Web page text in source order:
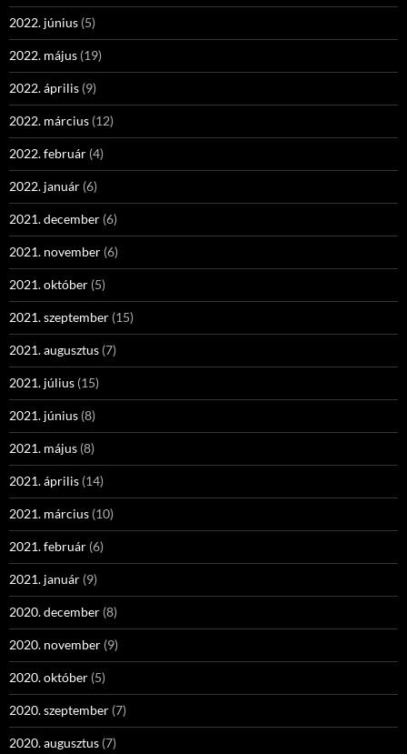
2022. június (5)
2022. május (19)
2022. április (9)
2022. március (12)
2022. február (4)
2022. január (6)
2021. december (6)
2021. november (6)
2021. október (5)
2021. szeptember (15)
2021. augusztus (7)
2021. július (15)
2021. június (8)
2021. május (8)
2021. április (14)
2021. március (10)
2021. február (6)
2021. január (9)
2020. december (8)
2020. november (9)
2020. október (5)
2020. szeptember (7)
2020. augusztus (7)